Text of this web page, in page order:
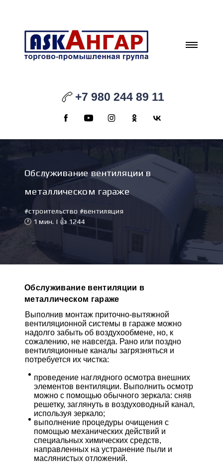
+7 980 244 89 11
Обслуживание вентиляции в
металлическом гараже
#строительство #вентиляция
🕐 1 мин. | 👍 1244
Обслуживание вентиляции в
металлическом гараже
Выполнив монтаж приточно-вытяжной
вентиляционной системы в гараже можно
надолго забыть об воздухообмене, но, к
сожалению, не навсегда. Рано или поздно
вентиляционные каналы загрязняться и
потребуется их чистка:
проведение наглядного осмотра внешних
элементов вентиляции. Выполнить осмотр
можно с помощью обычного зеркала: сняв
решетку, заглянуть в воздуховодный канал,
используя зеркало;
выполнение процедуры очищения с
помощью механических действий и
специальных химических средств,
направленных на устранение пыли и
маслянистых отложений.